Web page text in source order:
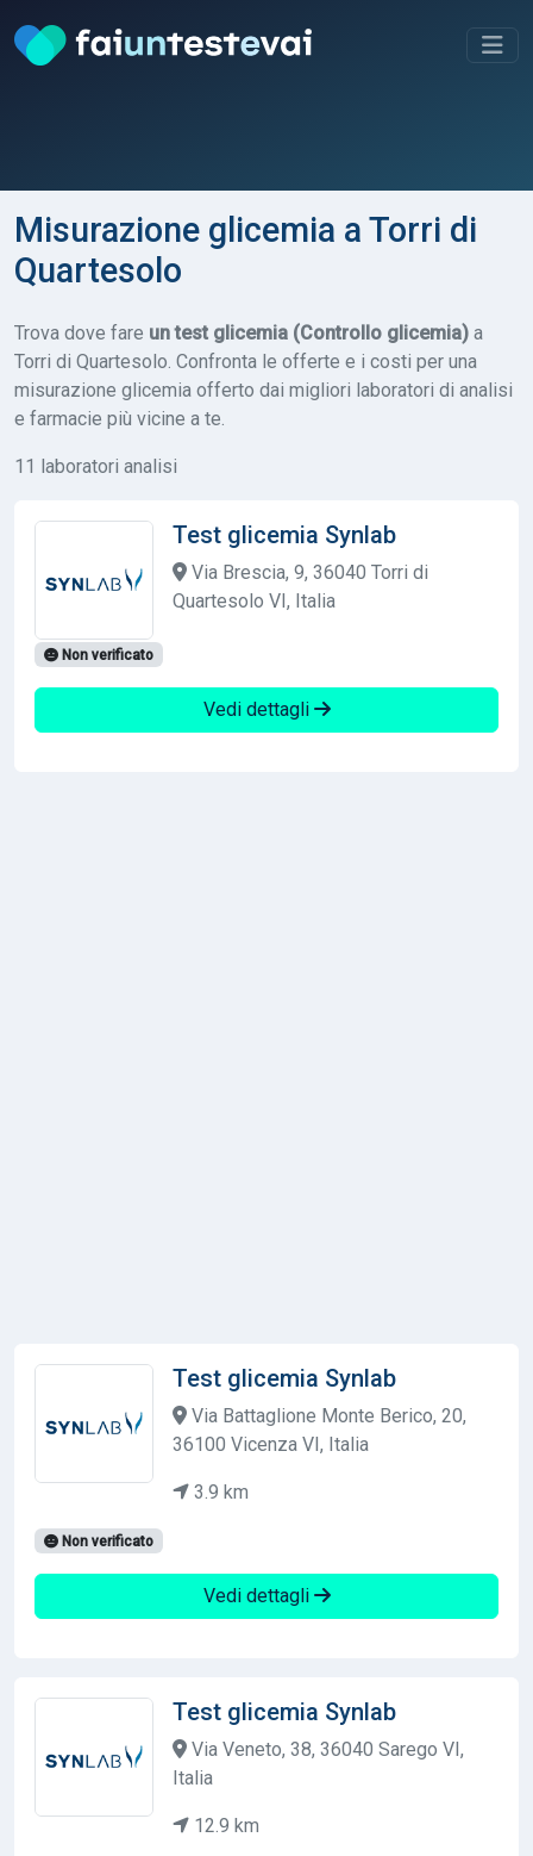
Misurazione glicemia a Torri di
Quartesolo
Trova dove fare un test glicemia (Controllo glicemia) a
Torri di Quartesolo. Confronta le offerte e i costi per una
misurazione glicemia offerto dai migliori laboratori di analisi
e farmacie più vicine a te.
11 laboratori analisi
Test glicemia Synlab
Via Brescia, 9, 36040 Torri di
Quartesolo VI, Italia
Non verificato
Vedi dettagli
Test glicemia Synlab
Via Battaglione Monte Berico, 20,
36100 Vicenza VI, Italia
3.9 km
Non verificato
Vedi dettagli
Test glicemia Synlab
Via Veneto, 38, 36040 Sarego VI,
Italia
12.9 km